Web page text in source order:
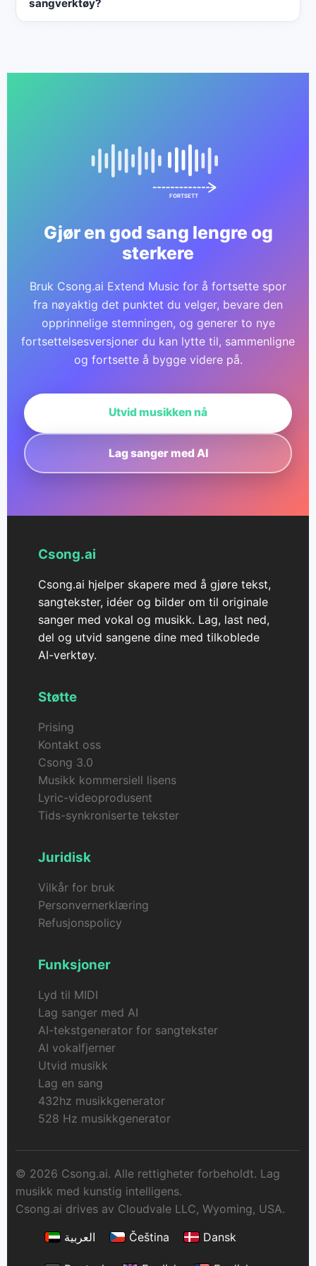
gjennomgå, beholde og dele.
sangverktøy?
FORTSETT
Gjør en god sang lengre og
sterkere
Bruk Csong.ai Extend Music for å fortsette spor
fra nøyaktig det punktet du velger, bevare den
opprinnelige stemningen, og generer to nye
fortsettelsesversjoner du kan lytte til, sammenligne
og fortsette å bygge videre på.
Utvid musikken nå
Lag sanger med AI
Csong.ai
Csong.ai hjelper skapere med å gjøre tekst,
sangtekster, idéer og bilder om til originale
sanger med vokal og musikk. Lag, last ned,
del og utvid sangene dine med tilkoblede
AI-verktøy.
Støtte
Prising
Kontakt oss
Csong 3.0
Musikk kommersiell lisens
Lyric-videoprodusent
Tids-synkroniserte tekster
Juridisk
Vilkår for bruk
Personvernerklæring
Refusjonspolicy
Funksjoner
Lyd til MIDI
Lag sanger med AI
AI-tekstgenerator for sangtekster
AI vokalfjerner
Utvid musikk
Lag en sang
432hz musikkgenerator
528 Hz musikkgenerator
© 2026 Csong.ai. Alle rettigheter forbeholdt. Lag
musikk med kunstig intelligens.
Csong.ai drives av Cloudvale LLC, Wyoming, USA.
العربية
Čeština Dansk